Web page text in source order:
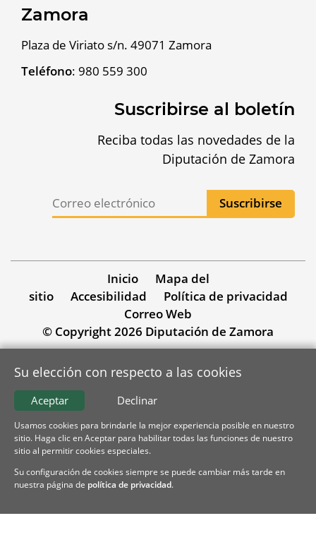
Zamora
Plaza de Viriato s/n. 49071 Zamora
Teléfono: 980 559 300
Suscribirse al boletín
Reciba todas las novedades de la
Diputación de Zamora
Inicio
Mapa del
sitio
Accesibilidad
Política de privacidad
Correo Web
© Copyright 2026 Diputación de Zamora
Su elección con respecto a las cookies
Declinar
Aceptar
Usamos cookies para brindarle la mejor experiencia posible en nuestro
sitio. Haga clic en Aceptar para habilitar todas las funciones de nuestro
sitio al permitir cookies especiales.
Su configuración de cookies siempre se puede cambiar más tarde en
nuestra página de política de privacidad.